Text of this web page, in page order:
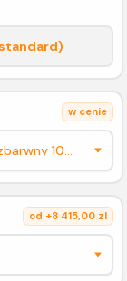
w cenie
od +8 415,00 zl